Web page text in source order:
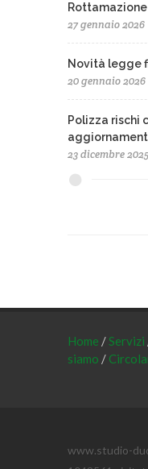
27 gennaio 2026
Novità legge
20 gennaio 2026
Polizza rischi
23 dicembre 2025
Home /Servizi
siamo /
www.studio-